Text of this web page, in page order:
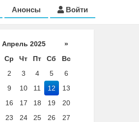
Анонсы Войти
Апрель 2025
»
Ср Чт Пт Сб
Вс
2 3 4 5
6
9 10 11 12
13
16 17 18 19
20
23 24 25 26
27